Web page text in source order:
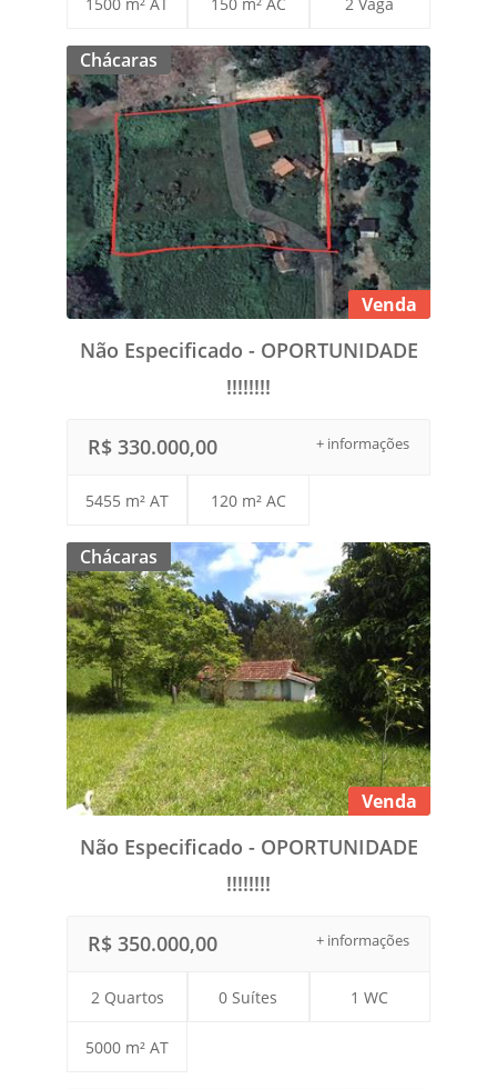
Chácaras
Venda
Não Especificado - OPORTUNIDADE
!!!!!!!!
+ informações
R$ 330.000,00
5455 m² AT 120 m² AC
Chácaras
Venda
Não Especificado - OPORTUNIDADE
!!!!!!!!
+ informações
R$ 350.000,00
2 Quartos 0 Suítes 1 WC
5000 m² AT